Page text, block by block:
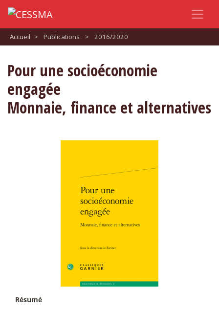
Accueil > Publications > 2016/2020
Pour une socioéconomie
engagée
Monnaie, finance et alternatives
Résumé